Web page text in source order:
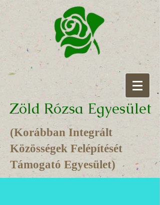
Zöld Rózsa Egyesület
(Korábban Integrált
Közösségek Felépítését
Támogató Egyesület)